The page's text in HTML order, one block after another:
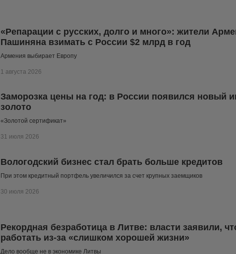
«Репарации с русских, долго и много»: жители
Пашиняна взимать с России $2 млрд в год
Армения выбирает Европу
1 августа 2026
Заморозка цены на год: в России появился новый
золото
«Золотой сертификат»
31 июля 2026
Вологодский бизнес стал брать больше кредитов
При этом кредитный портфель увеличился за счет крупных заемщиков
30 июля 2026
Рекордная безработица в Литве: власти заявили,
работать из-за «слишком хорошей жизни»
Дело вообще не в экономике Литвы